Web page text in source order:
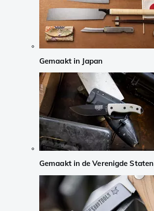
Gemaakt in Japan
Gemaakt in de Verenigde Staten